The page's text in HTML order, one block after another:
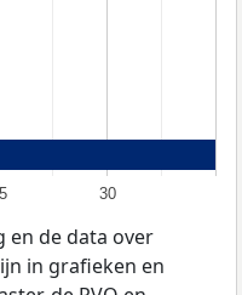
30
en de data over
in grafieken en